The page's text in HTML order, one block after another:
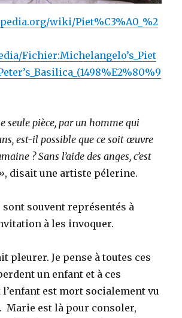
wiki/Piet%C3%A0_%2
Fichier:Michelangelo’s_Piet
seule pièce, par un homme qui
est-il possible que ce soit œuvre
? Sans l’aide des anges, c’est
, disait une artiste pélerine.
sont souvent représentés à
à les invoquer.
pleurer. Je pense à toutes ces
un enfant et à ces
est mort socialement vu
Marie est là pour consoler,